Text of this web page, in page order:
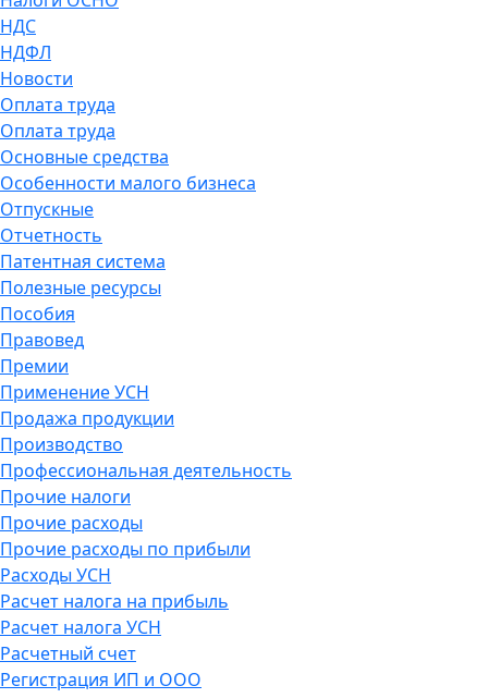
НДС
НДФЛ
Новости
Оплата труда
Оплата труда
Основные средства
Особенности малого бизнеса
Отпускные
Отчетность
Патентная система
Полезные ресурсы
Пособия
Правовед
Премии
Применение УСН
Продажа продукции
Производство
Профессиональная деятельность
Прочие налоги
Прочие расходы
Прочие расходы по прибыли
Расходы УСН
Расчет налога на прибыль
Расчет налога УСН
Расчетный счет
Регистрация ИП и ООО